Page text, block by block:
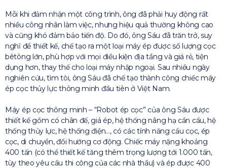
Mỗi khi đảm nhận một công trình, ông đã phải huy động rất
nhiều công nhân làm việc, nhưng hiệu quả thường không cao
và cũng khó đảm bảo tiến độ. Do đó, ông Sáu đã trăn trở, suy
nghĩ để thiết kế, chế tạo ra một loại máy ép được số lượng cọc
bêtông lớn, phù hợp với mọi điều kiện địa tầng và giá rẻ, tiện
dụng hơn, thay thế cho loại máy nhập ngoại. Sau nhiều ngày
nghiên cứu, tìm tòi, ông Sáu đã chế tạo thành công chiếc máy
ép cọc thủy lực thông minh đầu tiên ở Việt Nam.
Máy ép cọc thông minh – “Robot ép cọc” của ông Sáu được
thiết kế gồm có chân đế, giá ép, hệ thống nâng hạ cần cẩu, hệ
thống thủy lực, hệ thống điện…, có các tính năng cẩu cọc, ép
cọc, di chuyển, đổi hướng cơ động. Chiếc máy nặng khoảng
400 tấn (có thể thiết kế tăng thêm trọng lượng tới 1.000 tấn,
tùy theo yêu cầu thi công của các nhà thầu) và ép được 400